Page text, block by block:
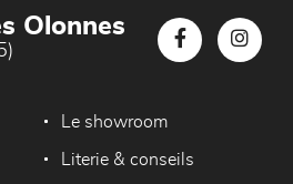
Olonnes
Le showroom
Literie & conseils